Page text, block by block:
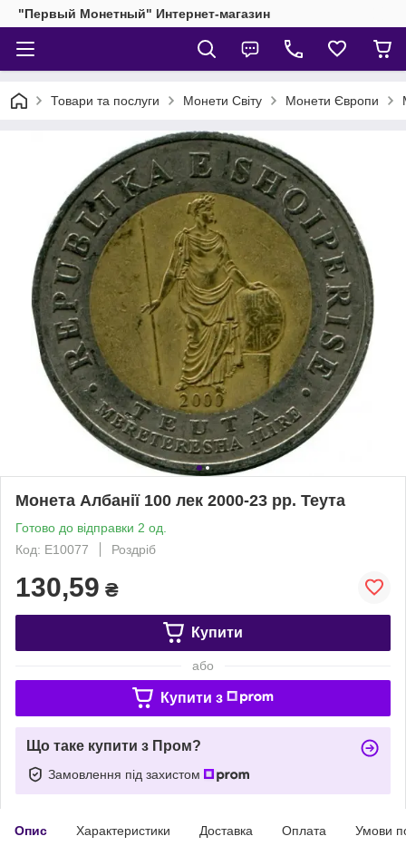
"Первый Монетный" Интернет-магазин
Товари та послуги Монети Світу Монети Європи
Монета Албанії 100 лек 2000-23 рр. Теута
Готово до відправки 2 од.
Код: Е10077
Роздріб
130,59 ₴
Купити
або
Купити з
Що таке купити з Пром?
Замовлення під захистом
Опис Характеристики Доставка Оплата Умови